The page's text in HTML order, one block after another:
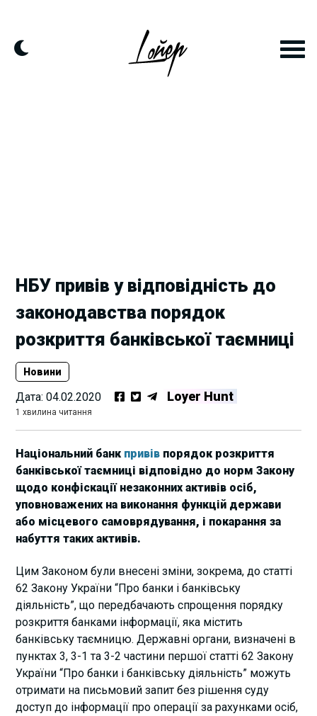
content
НБУ привів у відповідність до
законодавства порядок
розкриття банківської таємниці
Новини
Дата:04.02.2020 Loyer Hunt
1 хвилина читання
Національний банк привів порядок розкриття
банківської таємниці відповідно до норм Закону
щодо конфіскації незаконних активів осіб,
уповноважених на виконання функцій держави
або місцевого самоврядування, і покарання за
набуття таких активів.
Цим Законом були внесені зміни, зокрема, до статті
62 Закону України “Про банки і банківську
діяльність”, що передбачають спрощення порядку
розкриття банками інформації, яка містить
банківську таємницю. Державні органи, визначені в
пунктах 3, 3-1 та 3-2 частини першої статті 62 Закону
України “Про банки і банківську діяльність” можуть
отримати на письмовий запит без рішення суду
доступ до інформації про операції за рахунками осіб,